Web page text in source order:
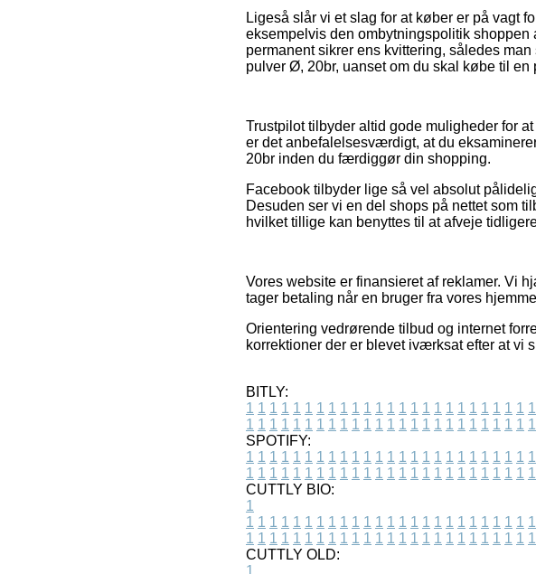
Ligeså slår vi et slag for at køber er på vagt
eksempelvis den ombytningspolitik shoppen
permanent sikrer ens kvittering, således
pulver Ø, 20br, uanset om du skal købe til en
Trustpilot tilbyder altid gode muligheder for
er det anbefalelsesværdigt, at du
20br inden du færdiggør din shopping.
Facebook tilbyder lige så vel absolut
Desuden ser vi en del shops på nettet som
hvilket tillige kan benyttes til at afveje
Vores website er finansieret af reklamer. Vi
tager betaling når en bruger fra vores
Orientering vedrørende tilbud og internet
korrektioner der er blevet iværksat efter at vi
BITLY:
1 1 1 1 1 1 1 1 1 1 1 1 1 1 1 1 1 1 1 1 1 1 1 1 1
1 1 1 1 1 1 1 1 1 1 1 1 1 1 1 1 1 1 1 1 1 1 1 1 1
SPOTIFY:
1 1 1 1 1 1 1 1 1 1 1 1 1 1 1 1 1 1 1 1 1 1 1 1 1
1 1 1 1 1 1 1 1 1 1 1 1 1 1 1 1 1 1 1 1 1 1 1 1 1
CUTTLY BIO:
1
1 1 1 1 1 1 1 1 1 1 1 1 1 1 1 1 1 1 1 1 1 1 1 1 1
1 1 1 1 1 1 1 1 1 1 1 1 1 1 1 1 1 1 1 1 1 1 1 1 1
CUTTLY OLD: